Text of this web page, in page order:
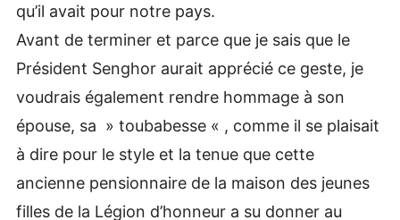
qu’il avait pour notre pays.
Avant de terminer et parce que je sais que le
Président Senghor aurait apprécié ce geste, je
voudrais également rendre hommage à son
épouse, sa » toubabesse « , comme il se plaisait
à dire pour le style et la tenue que cette
ancienne pensionnaire de la maison des jeunes
filles de la Légion d’honneur a su donner au